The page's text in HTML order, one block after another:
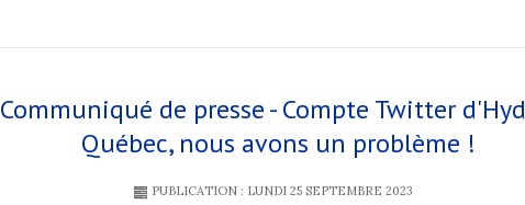
Communiqué de presse - Compte Twitter
Québec, nous avons un problème !
PUBLICATION : LUNDI 25 SEPTEMBRE 2023